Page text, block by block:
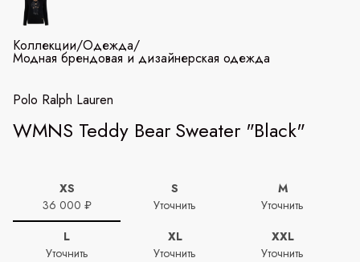
Коллекции/Одежда/
Модная брендовая и дизайнерская одежда
Polo Ralph Lauren
WMNS Teddy Bear Sweater "Black"
XS
36 000 ₽
S
Уточнить
M
Уточнить
L
Уточнить
XL
Уточнить
XXL
Уточнить